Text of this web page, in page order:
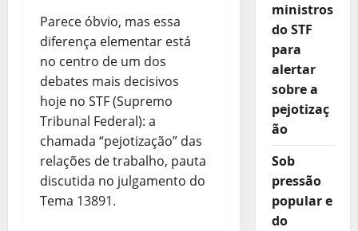
Parece óbvio, mas essa
diferença elementar está
no centro de um dos
debates mais decisivos
hoje no STF (Supremo
Tribunal Federal): a
chamada “pejotização” das
relações de trabalho, pauta
discutida no julgamento do
Tema 13891.
ministros
do STF
para
alertar
sobre a
pejotizaç
ão
Sob
pressão
popular e
do